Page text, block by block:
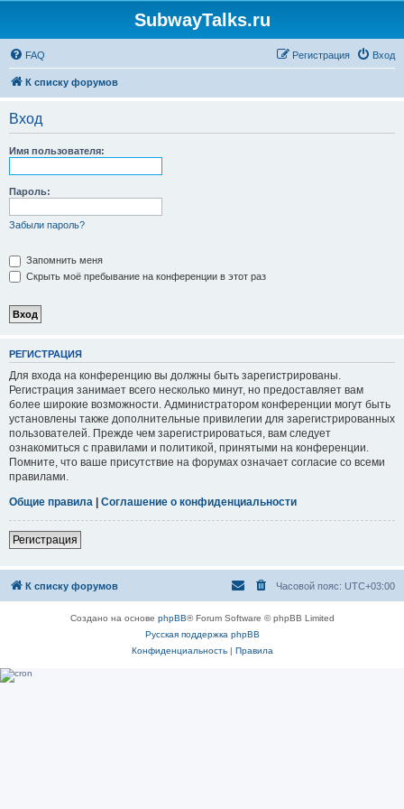
SubwayTalks.ru
FAQ Вход
Регистрация
К списку форумов
Вход
Имя пользователя:
Пароль:
Забыли пароль?
Запомнить меня
Скрыть моё пребывание на конференции в этот раз
РЕГИСТРАЦИЯ
Для входа на конференцию вы должны быть зарегистрированы.
Регистрация занимает всего несколько минут, но предоставляет вам
более широкие возможности. Администратором конференции могут быть
установлены также дополнительные привилегии для зарегистрированных
пользователей. Прежде чем зарегистрироваться, вам следует
ознакомиться с правилами и политикой, принятыми на конференции.
Помните, что ваше присутствие на форумах означает согласие со всеми
правилами.
Общие правила | Соглашение о конфиденциальности
Регистрация
К списку форумов Часовой пояс: UTC+03:00
Создано на основе phpBB® Forum Software © phpBB Limited
Русская поддержка phpBB
Конфиденциальность| Правила